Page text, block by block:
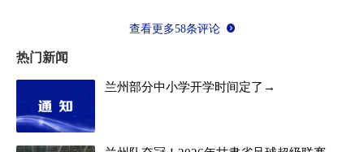
查看更多58条评论
热门新闻
兰州部分中小学开学时间定了→